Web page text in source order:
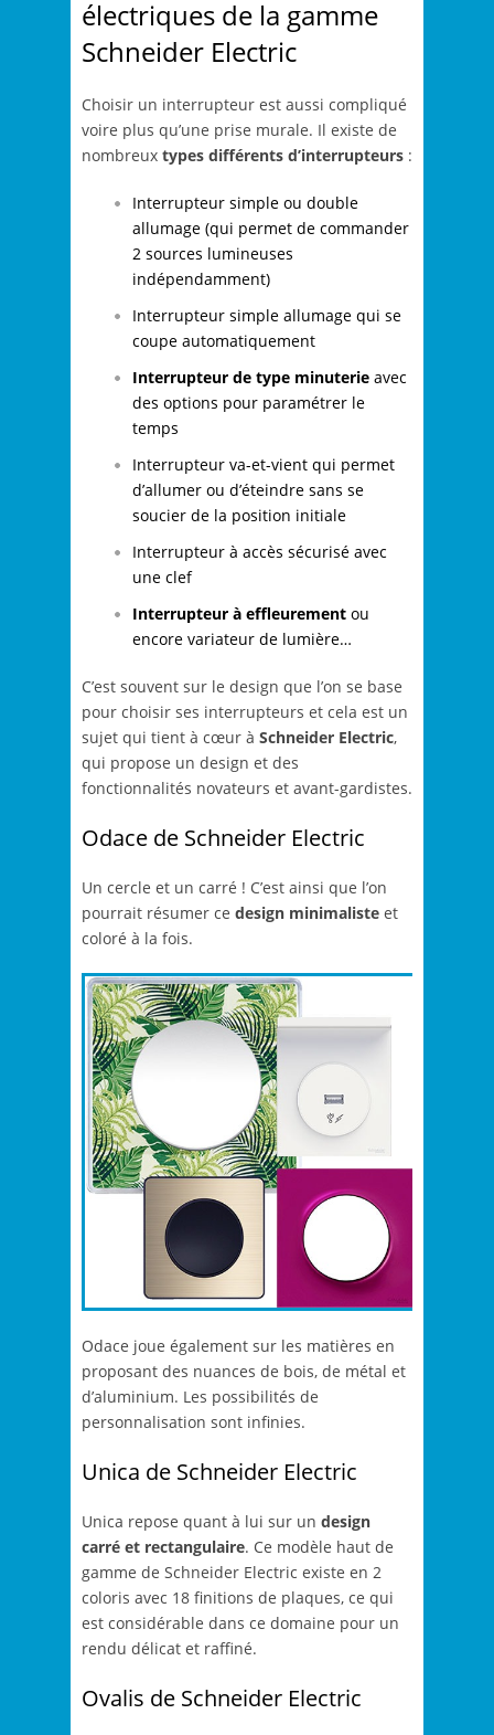
électriques de la gamme
Schneider Electric
Choisir un interrupteur est aussi compliqué
voire plus qu’une prise murale. Il existe de
nombreux types différents d’interrupteurs :
Interrupteur simple ou double
allumage (qui permet de commander
2 sources lumineuses
indépendamment)
Interrupteur simple allumage qui se
coupe automatiquement
Interrupteur de type minuterie avec
des options pour paramétrer le
temps
Interrupteur va-et-vient qui permet
d’allumer ou d’éteindre sans se
soucier de la position initiale
Interrupteur à accès sécurisé avec
une clef
Interrupteur à effleurement ou
encore variateur de lumière…
C’est souvent sur le design que l’on se base
pour choisir ses interrupteurs et cela est un
sujet qui tient à cœur à Schneider Electric,
qui propose un design et des
fonctionnalités novateurs et avant-gardistes.
Odace de Schneider Electric
Un cercle et un carré ! C’est ainsi que l’on
pourrait résumer ce design minimaliste et
coloré à la fois.
Odace joue également sur les matières en
proposant des nuances de bois, de métal et
d’aluminium. Les possibilités de
personnalisation sont infinies.
Unica de Schneider Electric
Unica repose quant à lui sur un design
carré et rectangulaire. Ce modèle haut de
gamme de Schneider Electric existe en 2
coloris avec 18 finitions de plaques, ce qui
est considérable dans ce domaine pour un
rendu délicat et raffiné.
Ovalis de Schneider Electric